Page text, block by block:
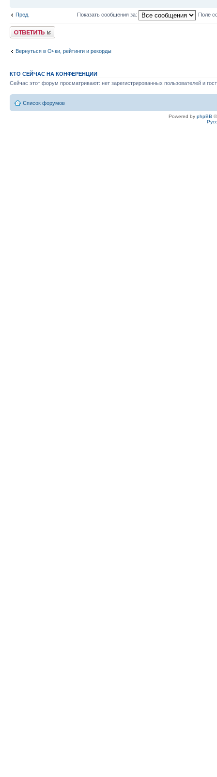
Пред. Показать сообщения за: Поле
Ответить
Вернуться в Очки, рейтинги и рекорды
КТО СЕЙЧАС НА КОНФЕРЕНЦИИ
Сейчас этот форум просматривают: нет зарегистрированных пользователей и
Список форумов
Powered by phpBB